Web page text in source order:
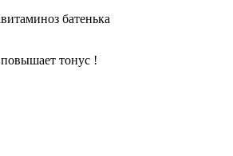
батенька
тонус !